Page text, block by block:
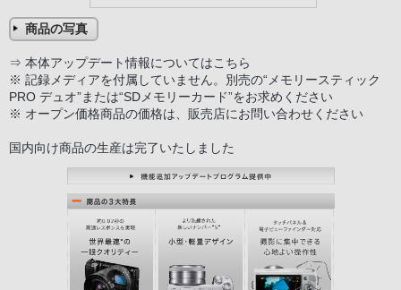
商品の写真
⇒ 本体アップデート情報についてはこちら
※ 記録メディアを付属していません。別売の“メモリースティック
PRO デュオ”または“SDメモリーカード”をお求めください
※ オープン価格商品の価格は、販売店にお問い合わせください
国内向け商品の生産は完了いたしました